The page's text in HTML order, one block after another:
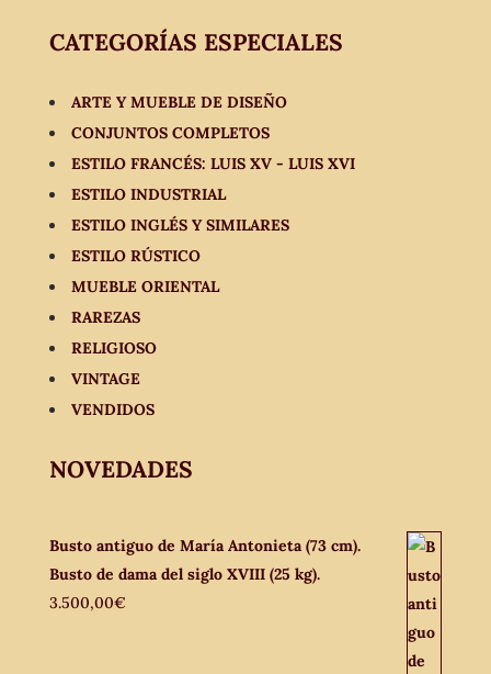
CATEGORÍAS ESPECIALES
ARTE Y MUEBLE DE DISEÑO
CONJUNTOS COMPLETOS
ESTILO FRANCÉS: LUIS XV - LUIS XVI
ESTILO INDUSTRIAL
ESTILO INGLÉS Y SIMILARES
ESTILO RÚSTICO
MUEBLE ORIENTAL
RAREZAS
RELIGIOSO
VINTAGE
VENDIDOS
NOVEDADES
Busto antiguo de María Antonieta (73 cm).
Busto de dama del siglo XVIII (25 kg).
3.500,00€